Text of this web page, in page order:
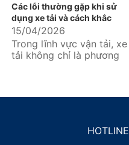
Các lỗi thường gặp khi sử
dụng xe tải và cách khắc
phục hiệu quả
15/04/2026
Trong lĩnh vực vận tải, xe
tải không chỉ là phương